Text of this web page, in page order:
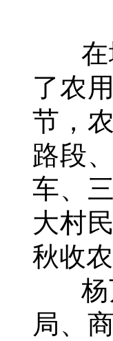
了农
节，
路段
车、
大村
秋收
局、